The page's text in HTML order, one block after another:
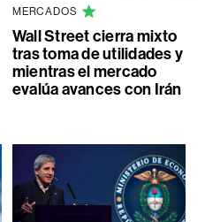
MERCADOS
Wall Street cierra mixto
tras toma de utilidades y
mientras el mercado
evalúa avances con Irán